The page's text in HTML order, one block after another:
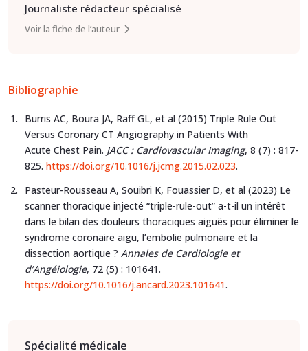
Journaliste rédacteur spécialisé
Voir la fiche de l’auteur
Bibliographie
Burris AC, Boura JA, Raff GL, et al (2015) Triple Rule Out
Versus Coronary CT Angiography in Patients With
Acute Chest Pain. JACC : Cardiovascular Imaging, 8 (7) : 817-
825. https://doi.org/10.1016/j.jcmg.2015.02.023.
Pasteur-Rousseau A, Souibri K, Fouassier D, et al (2023) Le
scanner thoracique injecté “triple-rule-out” a-t-il un intérêt
dans le bilan des douleurs thoraciques aiguës pour éliminer le
syndrome coronaire aigu, l’embolie pulmonaire et la
dissection aortique ? Annales de Cardiologie et
d’Angéiologie, 72 (5) : 101641.
https://doi.org/10.1016/j.ancard.2023.101641.
Spécialité médicale